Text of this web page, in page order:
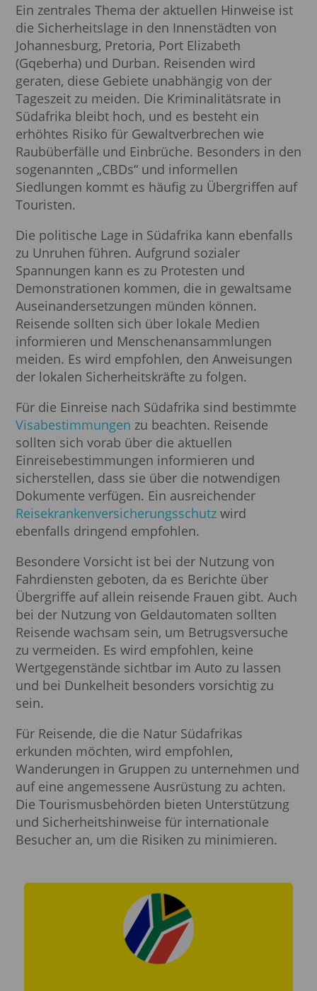
Ein zentrales Thema der aktuellen Hinweise ist
die Sicherheitslage in den Innenstädten von
Johannesburg, Pretoria, Port Elizabeth
(Gqeberha) und Durban. Reisenden wird
geraten, diese Gebiete unabhängig von der
Tageszeit zu meiden. Die Kriminalitätsrate in
Südafrika bleibt hoch, und es besteht ein
erhöhtes Risiko für Gewaltverbrechen wie
Raubüberfälle und Einbrüche. Besonders in den
sogenannten „CBDs“ und informellen
Siedlungen kommt es häufig zu Übergriffen auf
Touristen.
Die politische Lage in Südafrika kann ebenfalls
zu Unruhen führen. Aufgrund sozialer
Spannungen kann es zu Protesten und
Demonstrationen kommen, die in gewaltsame
Auseinandersetzungen münden können.
Reisende sollten sich über lokale Medien
informieren und Menschenansammlungen
meiden. Es wird empfohlen, den Anweisungen
der lokalen Sicherheitskräfte zu folgen.
Für die Einreise nach Südafrika sind bestimmte
Visabestimmungen zu beachten. Reisende
sollten sich vorab über die aktuellen
Einreisebestimmungen informieren und
sicherstellen, dass sie über die notwendigen
Dokumente verfügen. Ein ausreichender
Reisekrankenversicherungsschutz wird
ebenfalls dringend empfohlen.
Besondere Vorsicht ist bei der Nutzung von
Fahrdiensten geboten, da es Berichte über
Übergriffe auf allein reisende Frauen gibt. Auch
bei der Nutzung von Geldautomaten sollten
Reisende wachsam sein, um Betrugsversuche
zu vermeiden. Es wird empfohlen, keine
Wertgegenstände sichtbar im Auto zu lassen
und bei Dunkelheit besonders vorsichtig zu
sein.
Für Reisende, die die Natur Südafrikas
erkunden möchten, wird empfohlen,
Wanderungen in Gruppen zu unternehmen und
auf eine angemessene Ausrüstung zu achten.
Die Tourismusbehörden bieten Unterstützung
und Sicherheitshinweise für internationale
Besucher an, um die Risiken zu minimieren.